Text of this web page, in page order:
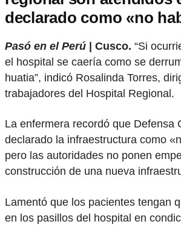
declarado como «no
Pasó en el Perú | Cusco. “Si
el hospital se caería como se
huatia”, indicó Rosalinda Torres,
trabajadores del Hospital Regional.
La enfermera recordó que Defensa
declarado la infraestructura como
pero las autoridades no ponen
construcción de una nueva
Lamentó que los pacientes tengan
en los pasillos del hospital en